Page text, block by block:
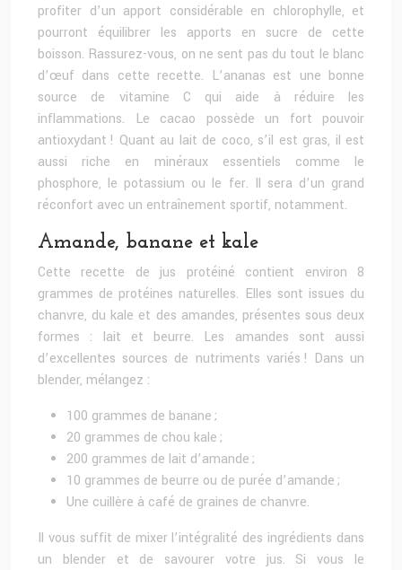
profiter d’un apport considérable en chlorophylle, et
pourront équilibrer les apports en sucre de cette
boisson. Rassurez-vous, on ne sent pas du tout le blanc
d’œuf dans cette recette. L’ananas est une bonne
source de vitamine C qui aide à réduire les
inflammations. Le cacao possède un fort pouvoir
antioxydant ! Quant au lait de coco, s’il est gras, il est
aussi riche en minéraux essentiels comme le
phosphore, le potassium ou le fer. Il sera d’un grand
réconfort avec un entraînement sportif, notamment.
Amande, banane et kale
Cette recette de jus protéiné contient environ 8
grammes de protéines naturelles. Elles sont issues du
chanvre, du kale et des amandes, présentes sous deux
formes : lait et beurre. Les amandes sont aussi
d’excellentes sources de nutriments variés ! Dans un
blender, mélangez :
100 grammes de banane ;
20 grammes de chou kale ;
200 grammes de lait d’amande ;
10 grammes de beurre ou de purée d’amande ;
Une cuillère à café de graines de chanvre.
Il vous suffit de mixer l’intégralité des ingrédients dans
un blender et de savourer votre jus. Si vous le